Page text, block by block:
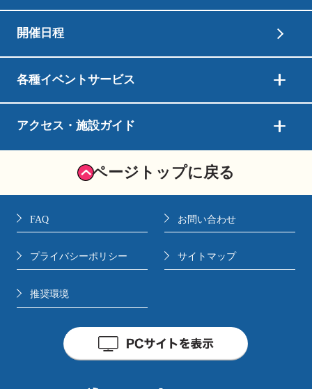
開催日程
各種イベントサービス
アクセス・施設ガイド
ページトップに戻る
FAQ お問い合わせ
プライバシーポリシー サイトマップ
推奨環境